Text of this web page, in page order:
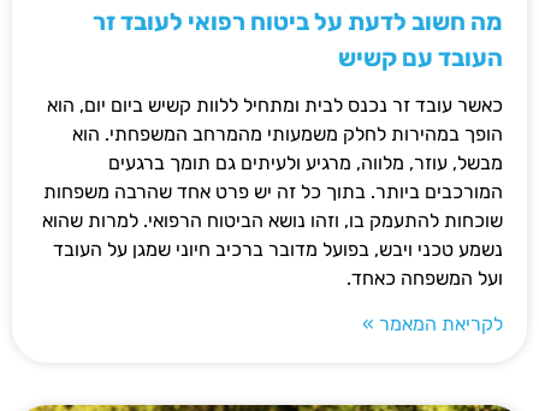
מה חשוב לדעת על ביטוח רפואי לעובד זר
העובד עם קשיש
כאשר עובד זר נכנס לבית ומתחיל ללוות קשיש ביום יום, הוא
הופך במהירות לחלק משמעותי מהמרחב המשפחתי. הוא
מבשל, עוזר, מלווה, מרגיע ולעיתים גם תומך ברגעים
המורכבים ביותר. בתוך כל זה יש פרט אחד שהרבה משפחות
שוכחות להתעמק בו, וזהו נושא הביטוח הרפואי. למרות שהוא
נשמע טכני ויבש, בפועל מדובר ברכיב חיוני שמגן על העובד
ועל המשפחה כאחד.
לקריאת המאמר »